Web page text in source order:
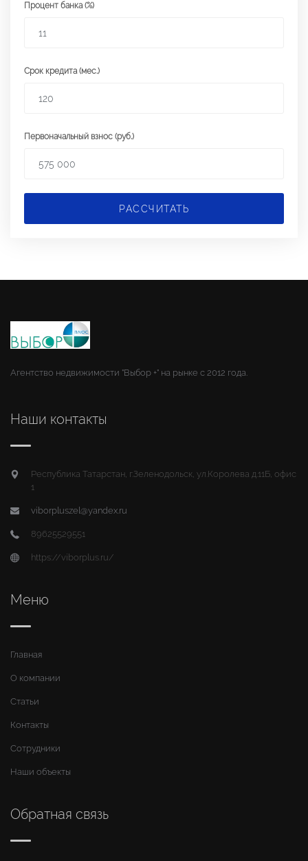
Процент банка (%)
Срок кредита (мес.)
Первоначальный взнос (руб.)
РАССЧИТАТЬ
Агентство недвижимости "Выбор +" на рынке с 2012 года.
Наши контакты
Республика Татарстан, г.Зеленодольск, ул.Королева д.11Б, офис
1
viborpluszel@yandex.ru
89625529551
https://viborplus.ru/
Меню
Главная
О компании
Статьи
Контакты
Сотрудники
Наши объекты
Обратная связь